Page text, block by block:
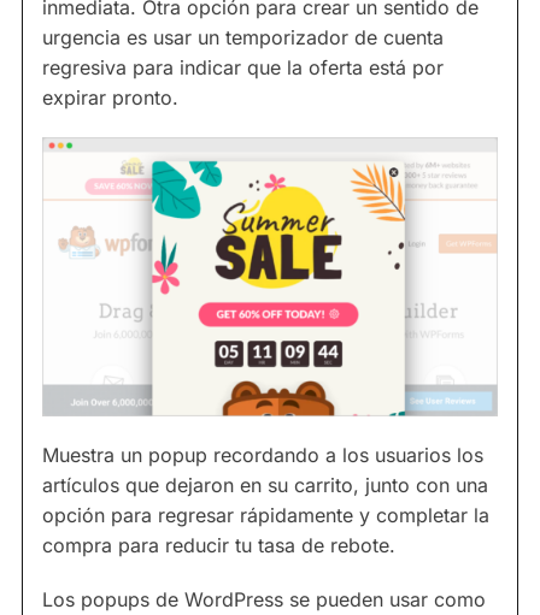
inmediata. Otra opción para crear un sentido de
urgencia es usar un temporizador de cuenta
regresiva para indicar que la oferta está por
expirar pronto.
Muestra un popup recordando a los usuarios los
artículos que dejaron en su carrito, junto con una
opción para regresar rápidamente y completar la
compra para reducir tu tasa de rebote.
Los popups de WordPress se pueden usar como